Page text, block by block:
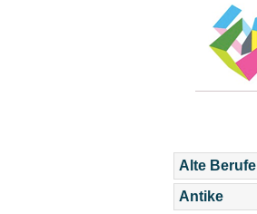
Alte Berufe
Antike